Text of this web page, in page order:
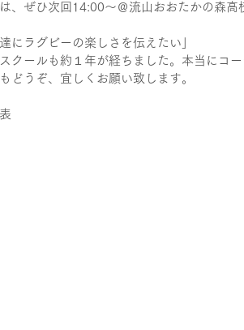
、ぜひ次回14:00～＠流山おおたかの森高
にラグビーの楽しさを伝えたい」
クールも約１年が経ちました。本当にコ
どうぞ、宜しくお願い致します。